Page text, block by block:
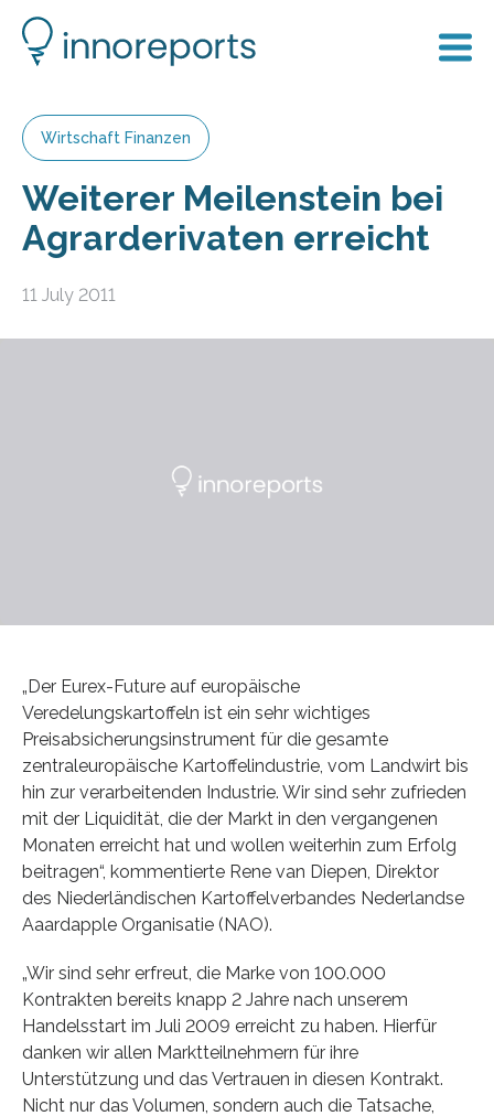
Wirtschaft Finanzen
Weiterer Meilenstein bei
Agrarderivaten erreicht
11 July 2011
„Der Eurex-Future auf europäische
Veredelungskartoffeln ist ein sehr wichtiges
Preisabsicherungsinstrument für die gesamte
zentraleuropäische Kartoffelindustrie, vom Landwirt bis
hin zur verarbeitenden Industrie. Wir sind sehr zufrieden
mit der Liquidität, die der Markt in den vergangenen
Monaten erreicht hat und wollen weiterhin zum Erfolg
beitragen“, kommentierte Rene van Diepen, Direktor
des Niederländischen Kartoffelverbandes Nederlandse
Aaardapple Organisatie (NAO).
„Wir sind sehr erfreut, die Marke von 100.000
Kontrakten bereits knapp 2 Jahre nach unserem
Handelsstart im Juli 2009 erreicht zu haben. Hierfür
danken wir allen Marktteilnehmern für ihre
Unterstützung und das Vertrauen in diesen Kontrakt.
Nicht nur das Volumen, sondern auch die Tatsache,